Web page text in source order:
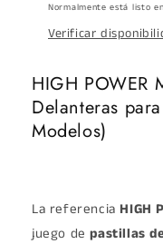
R
R
Normalmente está listo
Verificar
HIGH POWER
Delanteras
Modelos)
La referencia HIGH
juego depastillas